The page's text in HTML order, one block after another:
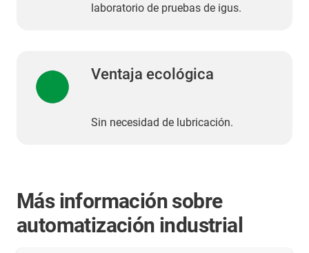
laboratorio de pruebas de igus.
Ventaja ecológica
Sin necesidad de lubricación.
Más información sobre
automatización industrial